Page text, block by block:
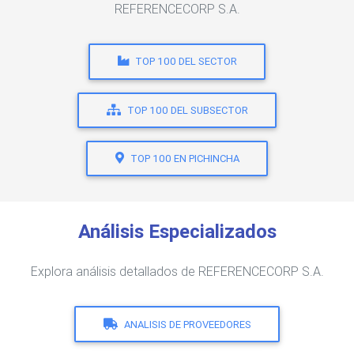
REFERENCECORP S.A.
TOP 100 DEL SECTOR
TOP 100 DEL SUBSECTOR
TOP 100 EN PICHINCHA
Análisis Especializados
Explora análisis detallados de REFERENCECORP S.A.
ANALISIS DE PROVEEDORES